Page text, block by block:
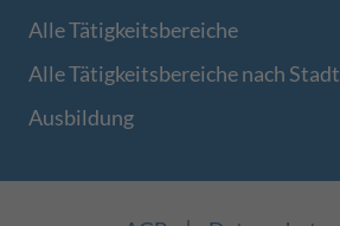
Alle Tätigkeitsbereiche
Alle Tätigkeitsbereiche nach Stadt
Ausbildung